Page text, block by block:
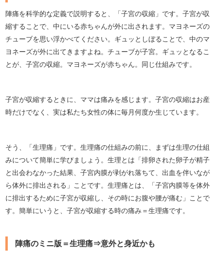
陣痛を科学的な定義で説明すると、「子宮の収縮」です。子宮が収
縮することで、中にいる赤ちゃんが外に出されます。マヨネーズの
チューブを思い浮かべてください。ギュッとしぼることで、中のマ
ヨネーズが外に出てきますよね。チューブが子宮。ギュッとなるこ
とが、子宮の収縮。マヨネーズが赤ちゃん。同じ仕組みです。
子宮が収縮するときに、ママは痛みを感じます。子宮の収縮はお産
時だけでなく、実は私たち女性の体に毎月何度か生じています。
そう、「生理痛」です。生理痛の仕組みの前に、まずは生理の仕組
みについて簡単に学びましょう。生理とは「排卵された卵子が精子
と出会わなかった結果、子宮内膜が剥がれ落ちて、出血を伴いなが
ら体外に排出される」ことです。生理痛とは、「子宮内膜等を体外
に排出するために子宮が収縮し、その時にお腹や腰が痛む」ことで
す。簡単にいうと、子宮が収縮する時の痛み＝生理痛です。
陣痛のミニ版＝生理痛⇒意外と身近かも